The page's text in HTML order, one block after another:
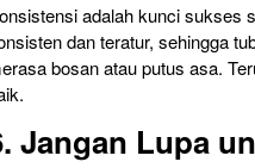
adalah kunci sukses
dan teratur, sehingga
bosan atau putus asa.
Jangan Lupa